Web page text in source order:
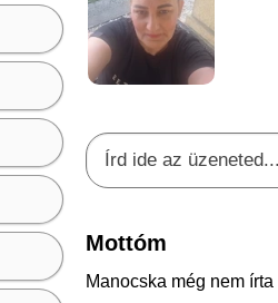
Mottóm
Manocska még nem